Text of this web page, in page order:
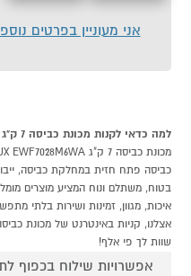
אני מעוניין בפרטים
למה כדאי לקנות מכונת כביסה 7 ק"ג ELECTROLUX EWF7028M6WA ב-P1000
איכות, מגוון, זמינות ושירות בלתי
שוות לך פי אלף!
אפשרויות שילוח בכפוף